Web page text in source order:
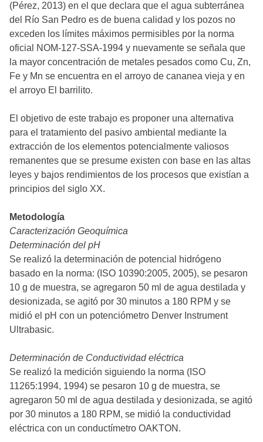
(Pérez, 2013) en el que declara que el agua subterránea
del Río San Pedro es de buena calidad y los pozos no
exceden los límites máximos permisibles por la norma
oficial NOM-127-SSA-1994 y nuevamente se señala que
la mayor concentración de metales pesados como Cu, Zn,
Fe y Mn se encuentra en el arroyo de cananea vieja y en
el arroyo El barrilito.
El objetivo de este trabajo es proponer una alternativa
para el tratamiento del pasivo ambiental mediante la
extracción de los elementos potencialmente valiosos
remanentes que se presume existen con base en las altas
leyes y bajos rendimientos de los procesos que existían a
principios del siglo XX.
Metodología
Caracterización Geoquímica
Determinación del pH
Se realizó la determinación de potencial hidrógeno
basado en la norma: (ISO 10390:2005, 2005), se pesaron
10 g de muestra, se agregaron 50 ml de agua destilada y
desionizada, se agitó por 30 minutos a 180 RPM y se
midió el pH con un potenciómetro Denver Instrument
Ultrabasic.
Determinación de Conductividad eléctrica
Se realizó la medición siguiendo la norma (ISO
11265:1994, 1994) se pesaron 10 g de muestra, se
agregaron 50 ml de agua destilada y desionizada, se agitó
por 30 minutos a 180 RPM, se midió la conductividad
eléctrica con un conductímetro OAKTON.